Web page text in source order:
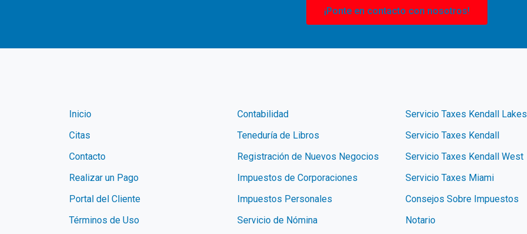
¡Ponte en contacto con nosotros!
Inicio
Citas
Contacto
Realizar un Pago
Portal del Cliente
Términos de Uso
Contabilidad
Teneduría de Libros
Registración de Nuevos Negocios
Impuestos de Corporaciones
Impuestos Personales
Servicio de Nómina
Servicio Taxes Kendall Lakes
Servicio Taxes Kendall
Servicio Taxes Kendall West
Servicio Taxes Miami
Consejos Sobre Impuestos
Notario